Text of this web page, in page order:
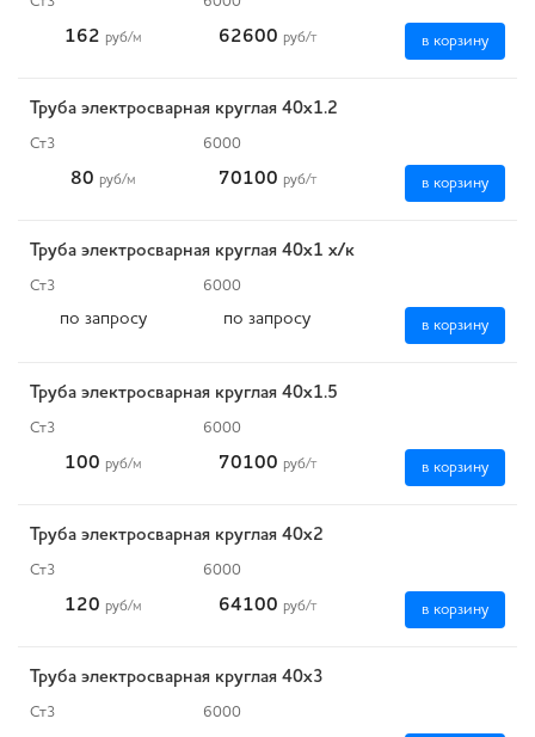
162 руб/м 62600 руб/т в корзину
Труба электросварная круглая 40х1.2
Ст3 6000
80 руб/м 70100 руб/т в корзину
Труба электросварная круглая 40х1 х/к
Ст3 6000
по запросу по запросу в корзину
Труба электросварная круглая 40х1.5
Ст3 6000
100 руб/м 70100 руб/т в корзину
Труба электросварная круглая 40х2
Ст3 6000
120 руб/м 64100 руб/т в корзину
Труба электросварная круглая 40х3
Ст3 6000